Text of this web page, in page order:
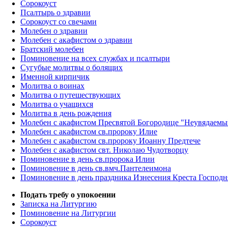
Сорокоуст
Псалтырь о здравии
Сорокоуст со свечами
Молебен о здравии
Молебен с акафистом о здравии
Братский молебен
Поминовение на всех службах и псалтыри
Сугубые молитвы о болящих
Именной кирпичик
Молитва о воинах
Молитва о путешествующих
Молитва о учащихся
Молитва в день рождения
Молебен с акафистом Пресвятой Богородице
Молебен с акафистом св.пророку Илие
Молебен с акафистом св.пророку Иоанну Предтече
Молебен с акафистом свт. Николаю Чудотворцу
Поминовение в день св.пророка Илии
Поминовение в день св.вмч.Пантелеимона
Поминовение в день праздника Изнесения Креста
Подать требу о упокоении
Записка на Литургию
Поминовение на Литургии
Сорокоуст